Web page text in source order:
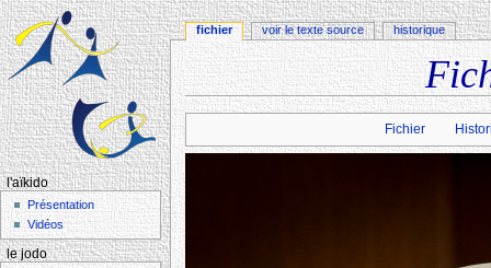
Aller à :navigation , rechercher
Fichier
fichier voir le texte source historique
l'aïkido
Présentation
Vidéos
le jodo